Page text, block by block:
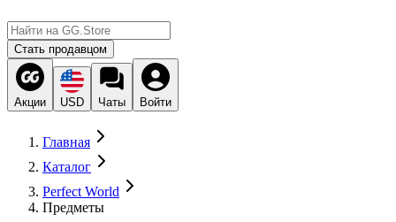
Стать продавцом
Акции USD Чаты Войти
Главная
Каталог
Perfect World
Предметы